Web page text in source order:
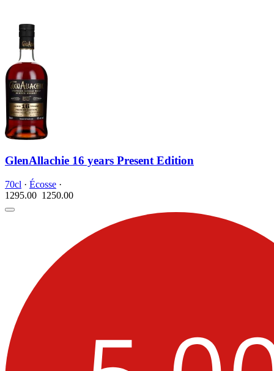
GlenAllachie 16 years Present Edition
70cl · Écosse ·
1295.00 1250.00